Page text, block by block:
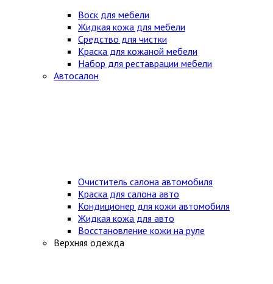
Воск для мебели
Жидкая кожа для мебели
Средство для чистки
Краска для кожаной мебели
Набор для реставрации мебели
Автосалон
Очиститель салона автомобиля
Краска для салона авто
Кондиционер для кожи автомобиля
Жидкая кожа для авто
Восстановление кожи на руле
Верхняя одежда